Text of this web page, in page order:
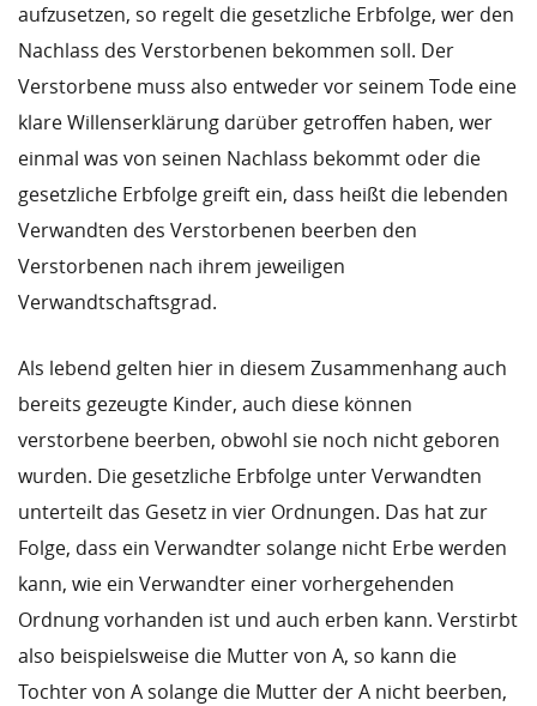
aufzusetzen, so regelt die gesetzliche Erbfolge, wer den
Nachlass des Verstorbenen bekommen soll. Der
Verstorbene muss also entweder vor seinem Tode eine
klare Willenserklärung darüber getroffen haben, wer
einmal was von seinen Nachlass bekommt oder die
gesetzliche Erbfolge greift ein, dass heißt die lebenden
Verwandten des Verstorbenen beerben den
Verstorbenen nach ihrem jeweiligen
Verwandtschaftsgrad.
Als lebend gelten hier in diesem Zusammenhang auch
bereits gezeugte Kinder, auch diese können
verstorbene beerben, obwohl sie noch nicht geboren
wurden. Die gesetzliche Erbfolge unter Verwandten
unterteilt das Gesetz in vier Ordnungen. Das hat zur
Folge, dass ein Verwandter solange nicht Erbe werden
kann, wie ein Verwandter einer vorhergehenden
Ordnung vorhanden ist und auch erben kann. Verstirbt
also beispielsweise die Mutter von A, so kann die
Tochter von A solange die Mutter der A nicht beerben,